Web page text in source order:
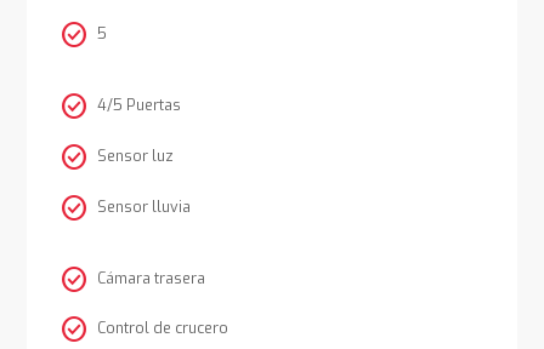
check_circle 5
check_circle 4/5 Puertas
check_circle Sensor luz
check_circle Sensor lluvia
check_circle Cámara trasera
check_circle Control de crucero